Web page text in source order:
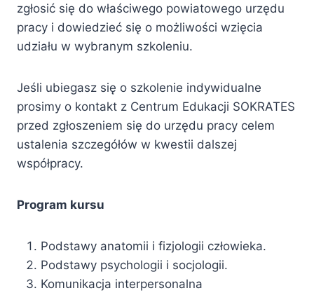
zgłosić się do właściwego powiatowego urzędu
pracy i dowiedzieć się o możliwości wzięcia
udziału w wybranym szkoleniu.
Jeśli ubiegasz się o szkolenie indywidualne
prosimy o kontakt z Centrum Edukacji SOKRATES
przed zgłoszeniem się do urzędu pracy celem
ustalenia szczegółów w kwestii dalszej
współpracy.
Program kursu
Podstawy anatomii i fizjologii człowieka.
Podstawy psychologii i socjologii.
Komunikacja interpersonalna